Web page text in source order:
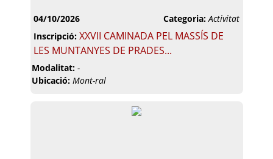
04/10/2026 Categoria: Activitat
Inscripció: XXVII CAMINADA PEL MASSÍS DE
LES MUNTANYES DE PRADES...
Modalitat: -
Ubicació: Mont-ral